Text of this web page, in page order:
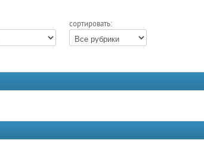
сортировать: